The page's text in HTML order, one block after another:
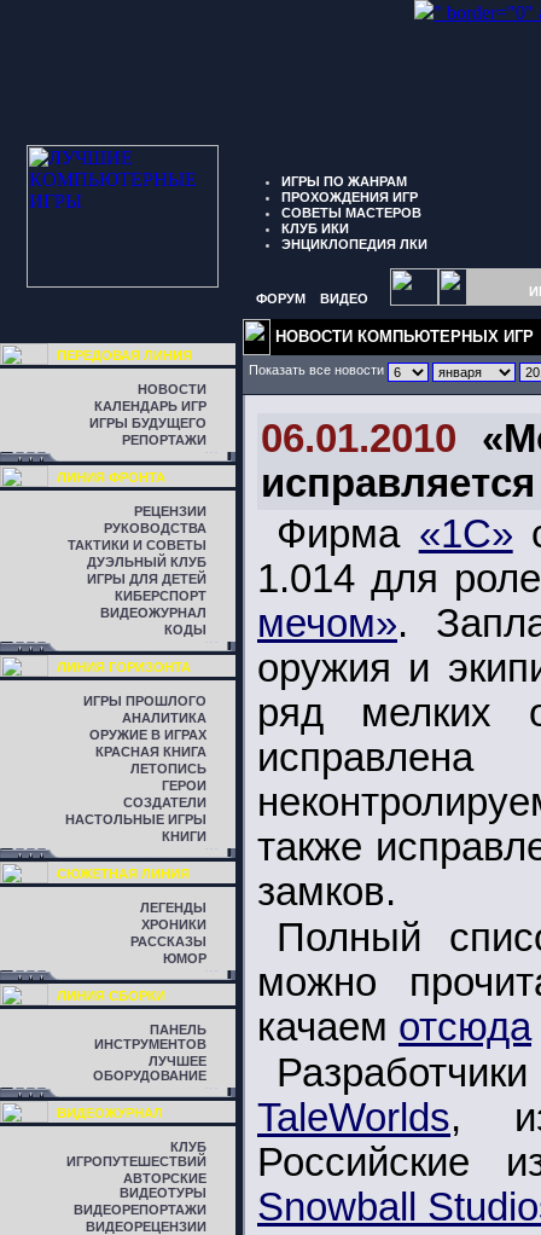
" border="0"
ИГРЫ ПО ЖАНРАМ
ПРОХОЖДЕНИЯ ИГР
СОВЕТЫ МАСТЕРОВ
КЛУБ ИКИ
ЭНЦИКЛОПЕДИЯ ЛКИ
ФОРУМ ВИДЕО
ПЕРЕДОВАЯ ЛИНИЯ
НОВОСТИ
КАЛЕНДАРЬ ИГР
ИГРЫ БУДУЩЕГО
РЕПОРТАЖИ
ЛИНИЯ ФРОНТА
РЕЦЕНЗИИ
РУКОВОДСТВА
ТАКТИКИ И СОВЕТЫ
ДУЭЛЬНЫЙ КЛУБ
ИГРЫ ДЛЯ ДЕТЕЙ
КИБЕРСПОРТ
ВИДЕОЖУРНАЛ
КОДЫ
ЛИНИЯ ГОРИЗОНТА
ИГРЫ ПРОШЛОГО
АНАЛИТИКА
ОРУЖИЕ В ИГРАХ
КРАСНАЯ КНИГА
ЛЕТОПИСЬ
ГЕРОИ
СОЗДАТЕЛИ
НАСТОЛЬНЫЕ ИГРЫ
КНИГИ
СЮЖЕТНАЯ ЛИНИЯ
ЛЕГЕНДЫ
ХРОНИКИ
РАССКАЗЫ
ЮМОР
ЛИНИЯ СБОРКИ
ПАНЕЛЬ
ИНСТРУМЕНТОВ
ЛУЧШЕЕ
ОБОРУДОВАНИЕ
ВИДЕОЖУРНАЛ
КЛУБ
ИГРОПУТЕШЕСТВИЙ
АВТОРСКИЕ
ВИДЕОТУРЫ
ВИДЕОРЕПОРТАЖИ
ВИДЕОРЕЦЕНЗИИ
НОВОСТИ КОМПЬЮТЕРНЫХ ИГР
Показать все новости
06.01.2010
исправляется
Фирма «1С»
1.014 для
мечом».
оружия и
ряд мелких
также
замков.
Полный
можно
качаем отсюда
TaleWorlds,
Российские
Snowball